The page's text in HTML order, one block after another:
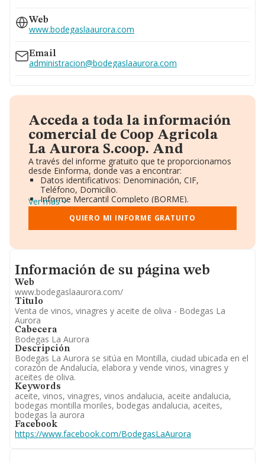
Web
www.bodegaslaaurora.com
Email
administracion@bodegaslaaurora.com
Acceda a toda la información
comercial de Coop Agricola
La Aurora S.coop. And
A través del informe gratuito que te proporcionamos
desde Einforma, donde vas a encontrar:
Datos identificativos: Denominación, CIF,
Teléfono, Domicilio.
Informe Mercantil Completo (BORME).
Gráficos de Evolución Ventas y Empleados.
Consejo de Administración y Administradores.
Directivos y Ejecutivos.
Información oficial y registral complementaria.
Ver más
QUIERO MI INFORME GRATUITO
Informacion de su página web
Información de su página web
Web
www.bodegaslaaurora.com/
Titulo
Venta de vinos, vinagres y aceite de oliva - Bodegas La
Aurora
Cabecera
Bodegas La Aurora
Descripción
Bodegas La Aurora se sitúa en Montilla, ciudad ubicada en el
corazón de Andalucía, elabora y vende vinos, vinagres y
aceites de oliva.
Keywords
aceite, vinos, vinagres, vinos andalucia, aceite andalucia,
bodegas montilla moriles, bodegas andalucia, aceites,
bodegas la aurora
Facebook
https://www.facebook.com/BodegasLaAurora